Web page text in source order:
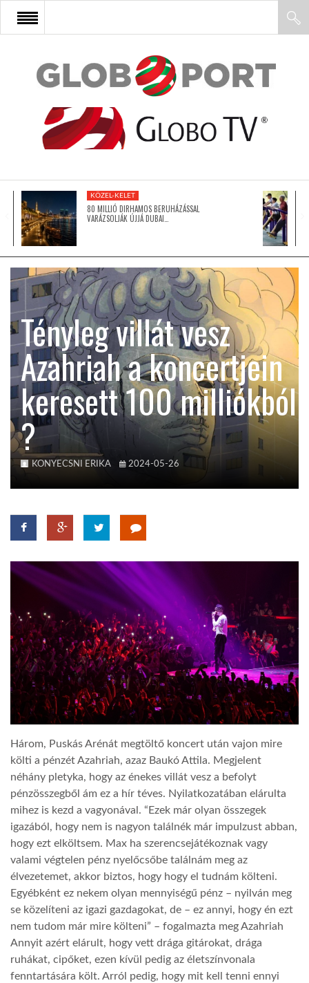
FŐOLDAL
AFRIKA
ÁZSIA
LATIN-AMERIKA
KÖZEL-KELET
AUSZTRÁLIA
A VILÁG ITTHON
MÉDIA
GLOBOTV BP
TROPICALMAGAZIN
GLOBOTV
A NAP SZÉPE
LINKTR.EE
DOBRAVERO.HU
LATIMO.HU
KÖZEL-KELET
80 MILLIÓ DIRHAMOS BERUHÁZÁSSAL
VARÁZSOLJÁK ÚJJÁ DUBAI…
Tényleg villát vesz
Azahriah a koncertjein
keresett 100 milliókból
?
KONYECSNI ERIKA 2024-05-26
Három, Puskás Arénát megtöltő koncert után vajon mire
költi a pénzét Azahriah, azaz Baukó Attila. Megjelent
néhány pletyka, hogy az énekes villát vesz a befolyt
pénzösszegből ám ez a hír téves. Nyilatkozatában elárulta
mihez is kezd a vagyonával. “Ezek már olyan összegek
igazából, hogy nem is nagyon találnék már impulzust abban,
hogy ezt elköltsem. Max ha szerencsejátékoznak vagy
valami végtelen pénz nyelőcsőbe találnám meg az
élvezetemet, akkor biztos, hogy hogy el tudnám költeni.
Egyébként ez nekem olyan mennyiségű pénz – nyilván meg
se közelíteni az igazi gazdagokat, de – ez annyi, hogy én ezt
nem tudom már mire költeni” – fogalmazta meg Azahriah
Annyit azért elárult, hogy vett drága gitárokat, drága
ruhákat, cipőket, ezen kívül pedig az életszínvonala
fenntartására költ. Arról pedig, hogy mit kell tenni ennyi